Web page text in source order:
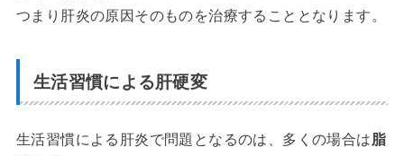
つまり肝炎の原因そのものを治療することとなります。
生活習慣による肝硬変
生活習慣による肝炎で問題となるのは、多くの場合は脂